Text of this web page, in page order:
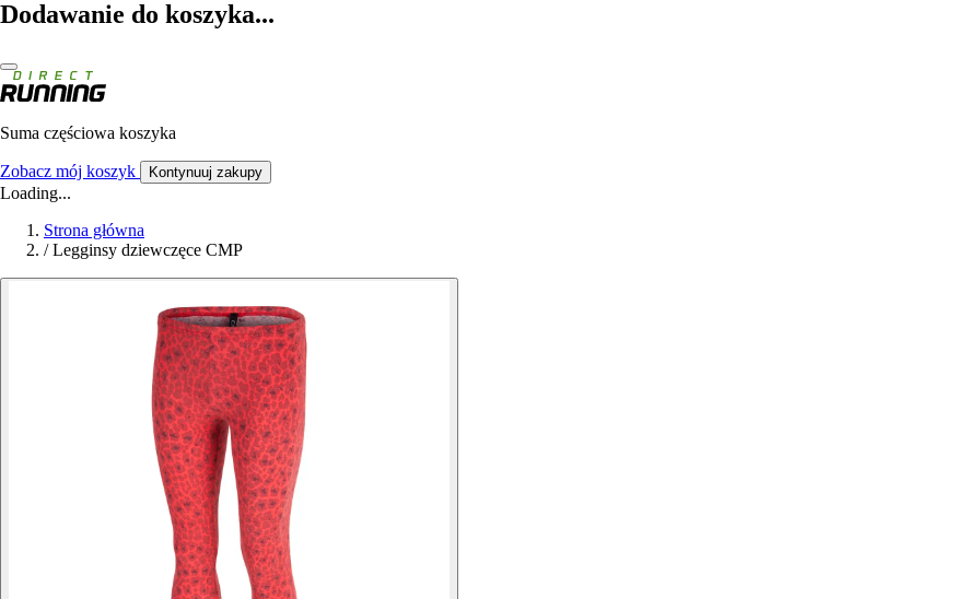
Dodawanie do koszyka...
Suma częściowa koszyka
Zobacz mój koszyk Kontynuuj zakupy
Loading...
Strona główna
/ Legginsy dziewczęce CMP